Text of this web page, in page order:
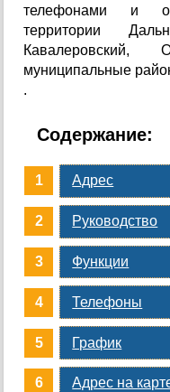
телефонами и
территории
Кавалеровский,
муниципальные
.
Содержание:
Адрес
Руководство
Функции
Телефоны
График
Адрес на